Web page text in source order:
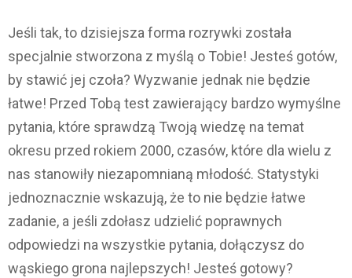
Jeśli tak, to dzisiejsza forma rozrywki została
specjalnie stworzona z myślą o Tobie! Jesteś gotów,
by stawić jej czoła? Wyzwanie jednak nie będzie
łatwe! Przed Tobą test zawierający bardzo wymyślne
pytania, które sprawdzą Twoją wiedzę na temat
okresu przed rokiem 2000, czasów, które dla wielu z
nas stanowiły niezapomnianą młodość. Statystyki
jednoznacznie wskazują, że to nie będzie łatwe
zadanie, a jeśli zdołasz udzielić poprawnych
odpowiedzi na wszystkie pytania, dołączysz do
wąskiego grona najlepszych! Jesteś gotowy?